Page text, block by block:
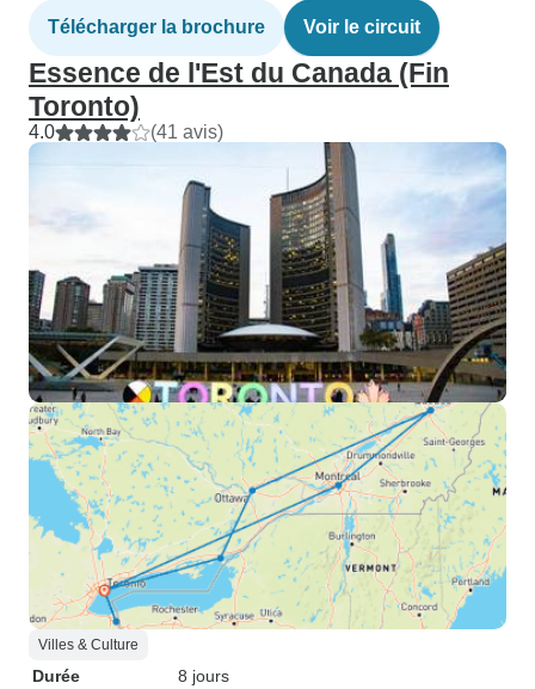
Télécharger la brochure Voir le circuit
Essence de l'Est du Canada (Fin
Toronto)
4.0 (41 avis)
Villes & Culture
Durée
8 jours